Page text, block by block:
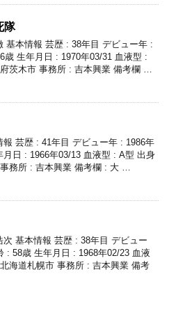
隊
基本情報 芸歴 : 38年目 デビュー年 :
歳 生年月日 : 1970年03/31 血液型 :
茨木市 事務所 : 吉本興業 備考欄 …
報 芸歴 : 41年目 デビュー年 : 1986年
月日 : 1966年03/13 血液型 : A型 出身
務所 : 吉本興業 備考欄 : 大 …
次 基本情報 芸歴 : 38年目 デビュー
: 58歳 生年月日 : 1968年02/23 血液
海道札幌市 事務所 : 吉本興業 備考